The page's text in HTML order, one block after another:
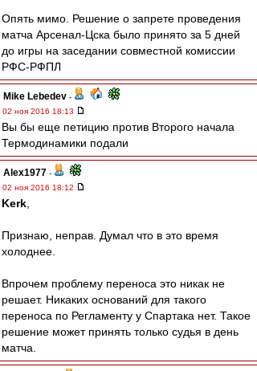
Опять мимо. Решение о запрете проведения
матча Арсенал-Цска было принято за 5 дней
до игры на заседании совместной комиссии
РФС-РФПЛ
Mike Lebedev -
02 ноя 2016 18:13
Вы бы еще петицию против Второго начала
Термодинамики подали
Alex1977 -
02 ноя 2016 18:12
Kerk
Признаю, неправ. Думал что в это время
холоднее.
Впрочем проблему переноса это никак не
решает. Никаких оснований для такого
переноса по Регламенту у Спартака нет. Такое
решение может принять только судья в день
матча.